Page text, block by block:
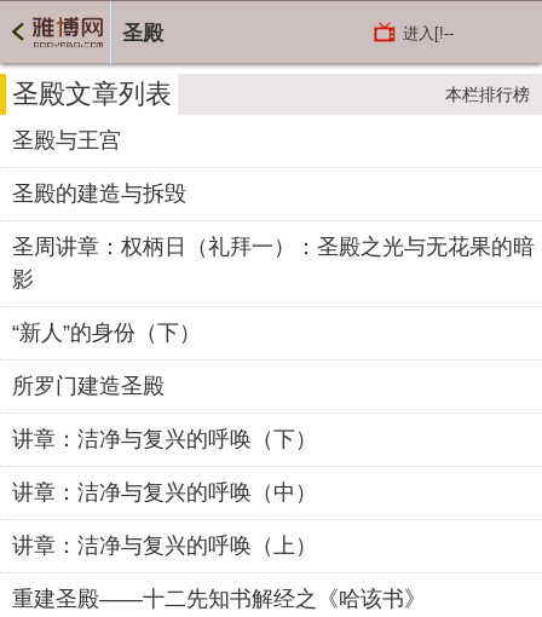
圣殿 进入[!--
圣殿文章列表 本栏排行榜
圣殿与王宫
圣殿的建造与拆毁
圣周讲章：权柄日（礼拜一）：圣殿之光与无花果的暗
影
“新人”的身份（下）
所罗门建造圣殿
讲章：洁净与复兴的呼唤（下）
讲章：洁净与复兴的呼唤（中）
讲章：洁净与复兴的呼唤（上）
重建圣殿——十二先知书解经之《哈该书》